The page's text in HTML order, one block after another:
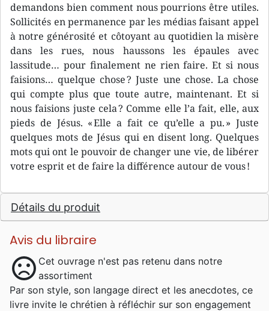
demandons bien comment nous pourrions être utiles.
Sollicités en permanence par les médias faisant appel
à notre générosité et côtoyant au quotidien la misère
dans les rues, nous haussons les épaules avec
lassitude… pour finalement ne rien faire. Et si nous
faisions… quelque chose ? Juste une chose. La chose
qui compte plus que toute autre, maintenant. Et si
nous faisions juste cela ? Comme elle l’a fait, elle, aux
pieds de Jésus. « Elle a fait ce qu’elle a pu. » Juste
quelques mots de Jésus qui en disent long. Quelques
mots qui ont le pouvoir de changer une vie, de libérer
votre esprit et de faire la différence autour de vous !
Détails du produit
Avis du libraire
sentiment_dissatisfied Cet ouvrage n'est pas retenu dans notre
assortiment
Par son style, son langage direct et les anecdotes, ce
livre invite le chrétien à réfléchir sur son engagement